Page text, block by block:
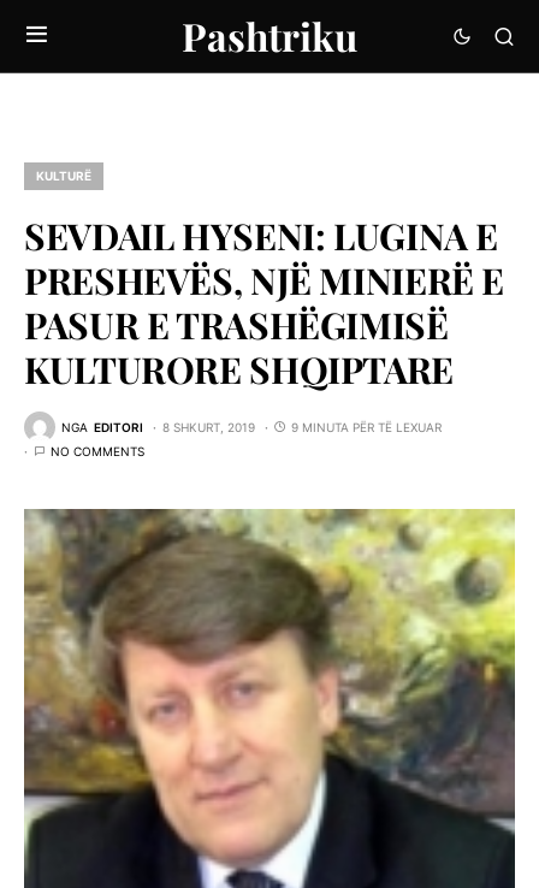
Pashtriku
KULTURË
SEVDAIL HYSENI: LUGINA E
PRESHEVËS, NJË MINIERË E
PASUR E TRASHËGIMISË
KULTURORE SHQIPTARE
NGA EDITORI 8 SHKURT, 2019
9 MINUTA PËR TË LEXUAR
NO COMMENTS